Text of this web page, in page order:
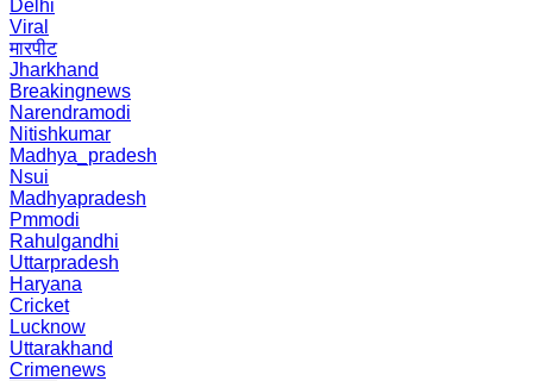
Delhi
Viral
मारपीट
Jharkhand
Breakingnews
Narendramodi
Nitishkumar
Madhya_pradesh
Nsui
Madhyapradesh
Pmmodi
Rahulgandhi
Uttarpradesh
Haryana
Cricket
Lucknow
Uttarakhand
Crimenews